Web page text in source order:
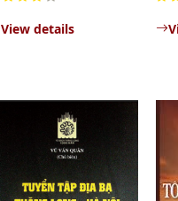
View details